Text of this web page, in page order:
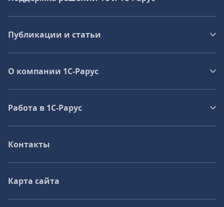
Публикации и статьи
О компании 1C-Рарус
Работа в 1С‑Рарус
Контакты
Карта сайта